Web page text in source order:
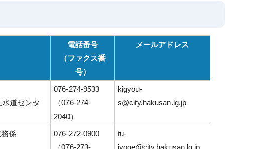
電話番号
（ファクス番
号）
メールアドレス
道センタ
076-274-9533
（076-274-
2040）
kigyou-
s@city.hakusan.lg.jp
係
076-272-0900
（076-273-
tu-
jyoge@city.hakusan.lg.jp